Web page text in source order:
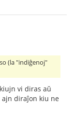
(la "indiĝenoj"
vi diras aŭ
diraĵon kiu ne